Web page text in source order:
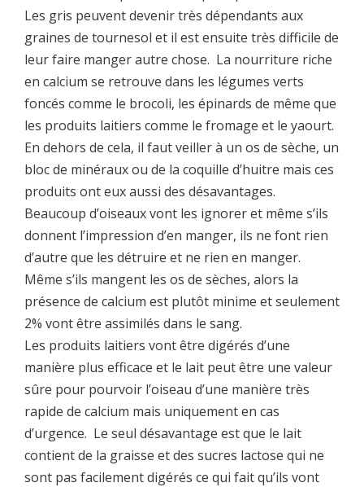
Les gris peuvent devenir très dépendants aux
graines de tournesol et il est ensuite très difficile de
leur faire manger autre chose. La nourriture riche
en calcium se retrouve dans les légumes verts
foncés comme le brocoli, les épinards de même que
les produits laitiers comme le fromage et le yaourt.
En dehors de cela, il faut veiller à un os de sèche, un
bloc de minéraux ou de la coquille d’huitre mais ces
produits ont eux aussi des désavantages.
Beaucoup d’oiseaux vont les ignorer et même s’ils
donnent l’impression d’en manger, ils ne font rien
d’autre que les détruire et ne rien en manger.
Même s’ils mangent les os de sèches, alors la
présence de calcium est plutôt minime et seulement
2% vont être assimilés dans le sang.
Les produits laitiers vont être digérés d’une
manière plus efficace et le lait peut être une valeur
sûre pour pourvoir l’oiseau d’une manière très
rapide de calcium mais uniquement en cas
d’urgence. Le seul désavantage est que le lait
contient de la graisse et des sucres lactose qui ne
sont pas facilement digérés ce qui fait qu’ils vont